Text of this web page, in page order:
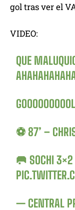
gol tras ver el
VIDEO:
QUE
⚽️ 87’ –
🥅 SOCHI 3×2
— CENTRAL